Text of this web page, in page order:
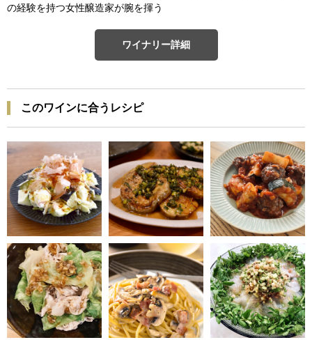
の経験を持つ女性醸造家が腕を揮う
ワイナリー詳細
このワインに合うレシピ